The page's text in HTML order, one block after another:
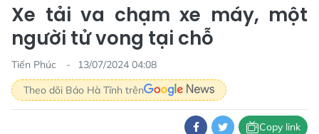
Xe tải va chạm xe máy, một
người tử vong tại chỗ
Tiến Phúc
13/07/2024 04:08
Theo dõi Báo Hà Tĩnh trên
Copy link